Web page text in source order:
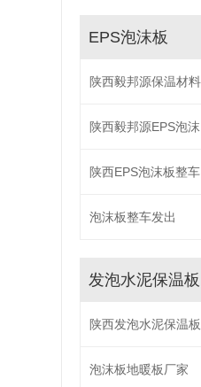
EPS泡沫板
泡沫板整车发出
发泡水泥保温板
泡沫板地暖板厂家